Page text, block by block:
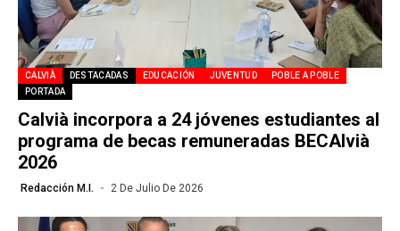
CALVIÀ DESTACADAS EDUCACIÓN JUVENTUD
POBLE A POBLE
PORTADA
Calvià incorpora a 24 jóvenes estudiantes al
programa de becas remuneradas BECAlvià
2026
Redacción M.I. 2 De Julio De 2026